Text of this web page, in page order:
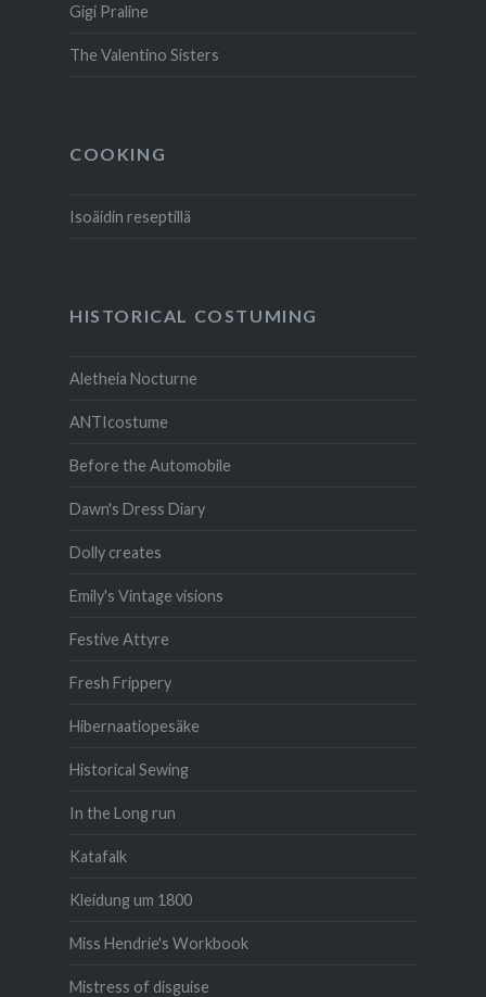
Gigi Praline
The Valentino Sisters
COOKING
Isoäidin reseptillä
HISTORICAL COSTUMING
Aletheia Nocturne
ANTIcostume
Before the Automobile
Dawn's Dress Diary
Dolly creates
Emily's Vintage visions
Festive Attyre
Fresh Frippery
Hibernaatiopesäke
Historical Sewing
In the Long run
Katafalk
Kleidung um 1800
Miss Hendrie's Workbook
Mistress of disguise